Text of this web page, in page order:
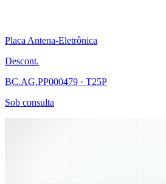
Placa Antena-Eletrônica
Descont.
BC.AG.PP000479 · T25P
Sob consulta